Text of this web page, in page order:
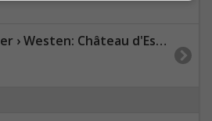
Château d'Estavayer-le-Lac - Estavayer-le-Lac